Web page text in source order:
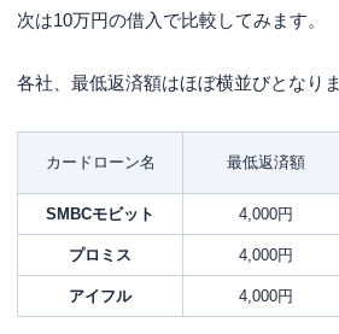
次は10万円の借入で比較してみます。
各社、最低返済額はほぼ横並びとなりま
カードローン名 最低返済額
SMBCモビット 4,000円
プロミス 4,000円
アイフル 4,000円